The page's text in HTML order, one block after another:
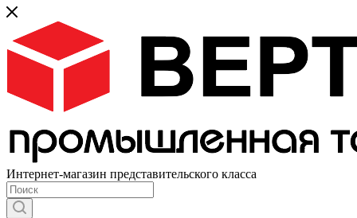
Интернет-магазин представительского класса